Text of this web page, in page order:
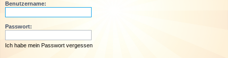
Benutzername:
Passwort:
Ich habe mein Passwort vergessen